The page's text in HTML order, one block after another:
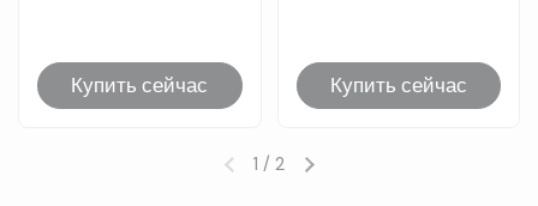
Купить сейчас Купить сейчас
Предыдущий слайдСледующий слайд
1 / 2